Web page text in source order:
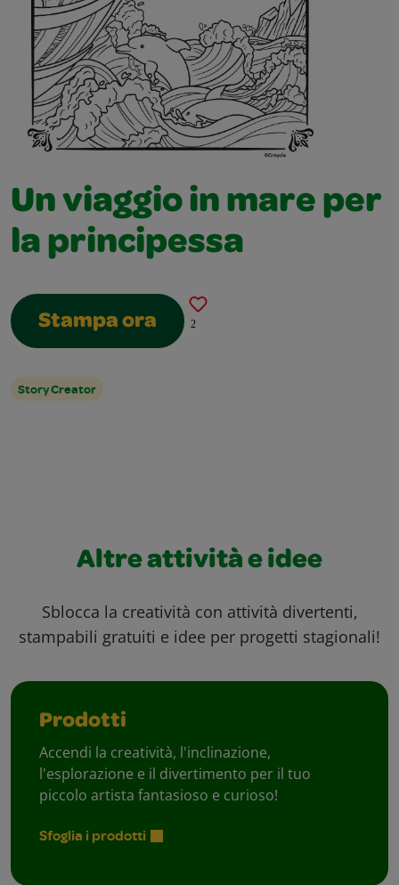
Un viaggio in mare per
la principessa
Stampa ora 2
Story Creator
Altre attività e idee
Sblocca la creatività con attività divertenti,
stampabili gratuiti e idee per progetti stagionali!
Prodotti
Accendi la creatività, l'inclinazione,
l'esplorazione e il divertimento per il tuo
piccolo artista fantasioso e curioso!
Sfoglia i prodotti